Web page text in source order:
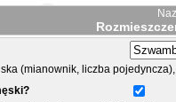
(mianownik, liczba